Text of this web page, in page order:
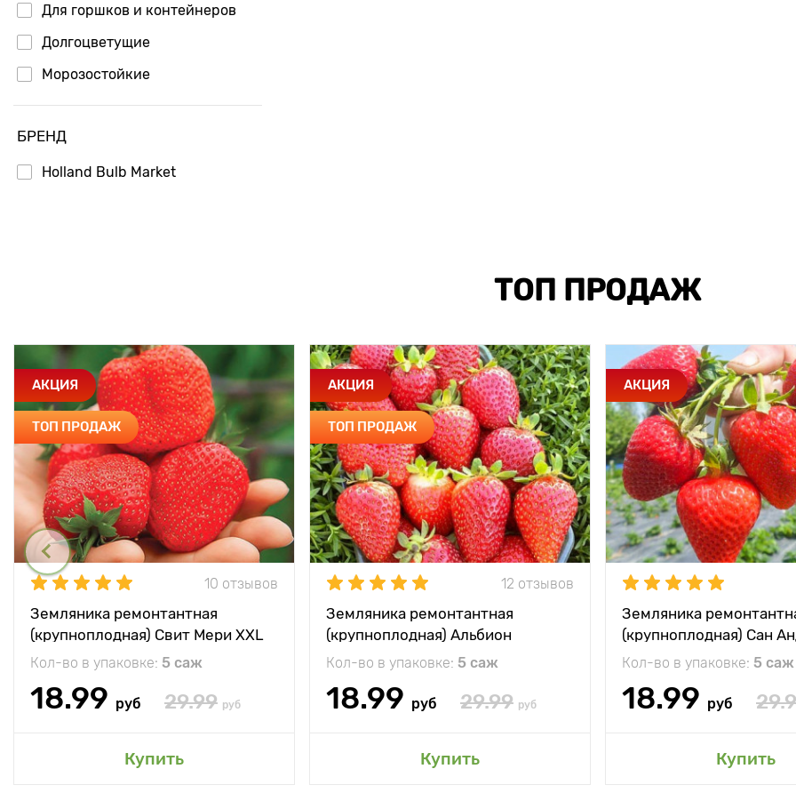
Для горшков и контейнеров
Долгоцветущие
Морозостойкие
БРЕНД
Holland Bulb Market
ТОП ПРОДАЖ
АКЦИЯ
ТОП ПРОДАЖ
10 отзывов
Земляника ремонтантная
(крупноплодная) Свит Мери XXL
Кол-во в упаковке: 5 саж
18.99 руб 29.99 руб
Купить
АКЦИЯ
ТОП ПРОДАЖ
12 отзывов
Земляника ремонтантная
(крупноплодная) Альбион
Кол-во в упаковке: 5 саж
18.99 руб 29.99 руб
Купить
АКЦИЯ
Земляника
(крупноплодная) Сан
Кол-во в упаковке: 5 саж
18.99 руб
Купить